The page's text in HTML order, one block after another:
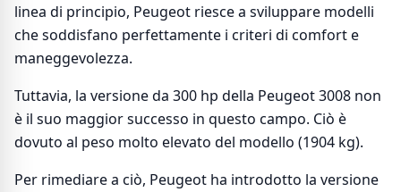
linea di principio, Peugeot riesce a sviluppare modelli
che soddisfano perfettamente i criteri di comfort e
maneggevolezza.
Tuttavia, la versione da 300 hp della Peugeot 3008 non
è il suo maggior successo in questo campo. Ciò è
dovuto al peso molto elevato del modello (1904 kg).
Per rimediare a ciò, Peugeot ha introdotto la versione